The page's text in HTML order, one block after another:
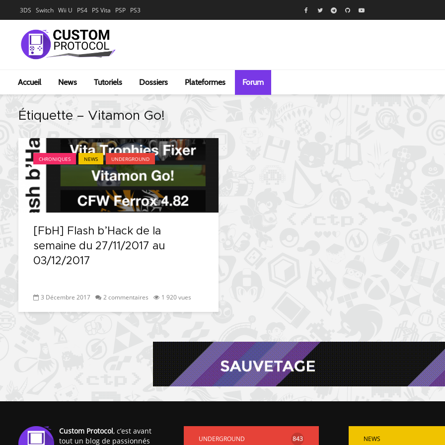
3DS Switch Wii U PS4 PS Vita PSP PS3
Accueil News Tutoriels Dossiers Plateformes Forum
Étiquette – Vitamon Go!
CHRONIQUES NEWS UNDERGROUND
[FbH] Flash b’Hack de la
semaine du 27/11/2017 au
03/12/2017
3 Décembre 2017 2 commentaires 1 920 vues
Custom Protocol, c’est avant
tout un blog de passionnés
UNDERGROUND 843 NEWS